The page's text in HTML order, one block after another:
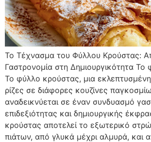
Το Τέχνασμα του Φύλλου Κρούστας:
Γαστρονομία στη Δημιουργικότητα
Το φύλλο κρούστας, μια
ρίζες σε διάφορες κουζίνες
αναδεικνύεται σε έναν συνδυασμό
επιδεξιότητας και δημιουργικής
κρούστας αποτελεί το εξωτερικό
πιάτων, από γλυκά μέχρι αλμυρά, και